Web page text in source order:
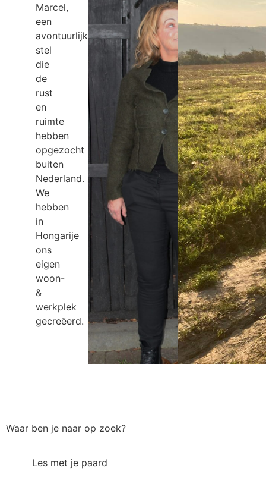
Marcel,
een
avontuurlijk
stel
die
de
rust
en
ruimte
hebben
opgezocht
buiten
Nederland.
We
hebben
in
Hongarije
ons
eigen
woon-
&
werkplek
gecreëerd.
Waar ben je naar op zoek?
Les met je paard